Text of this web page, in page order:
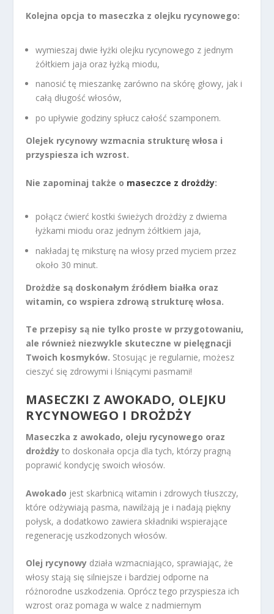
Kolejna opcja to maseczka z olejku rycynowego:
wymieszaj dwie łyżki olejku rycynowego z jednym
żółtkiem jaja oraz łyżką miodu,
nanosić tę mieszankę zarówno na skórę głowy, jak i
całą długość włosów,
po upływie godziny spłucz całość szamponem.
Olejek rycynowy wzmacnia strukturę włosa i
przyspiesza ich wzrost.
Nie zapominaj także o maseczce z drożdży:
połącz ćwierć kostki świeżych drożdży z dwiema
łyżkami miodu oraz jednym żółtkiem jaja,
nakładaj tę miksturę na włosy przed myciem przez
około 30 minut.
Drożdże są doskonałym źródłem białka oraz
witamin, co wspiera zdrową strukturę włosa.
Te przepisy są nie tylko proste w przygotowaniu,
ale również niezwykle skuteczne w pielęgnacji
Twoich kosmyków. Stosując je regularnie, możesz
cieszyć się zdrowymi i lśniącymi pasmami!
MASECZKI Z AWOKADO, OLEJKU
RYCYNOWEGO I DROŻDŻY
Maseczka z awokado, oleju rycynowego oraz
drożdży to doskonała opcja dla tych, którzy pragną
poprawić kondycję swoich włosów.
Awokado jest skarbnicą witamin i zdrowych tłuszczy,
które odżywiają pasma, nawilżają je i nadają piękny
połysk, a dodatkowo zawiera składniki wspierające
regenerację uszkodzonych włosów.
Olej rycynowy działa wzmacniająco, sprawiając, że
włosy stają się silniejsze i bardziej odporne na
różnorodne uszkodzenia. Oprócz tego przyspiesza ich
wzrost oraz pomaga w walce z nadmiernym